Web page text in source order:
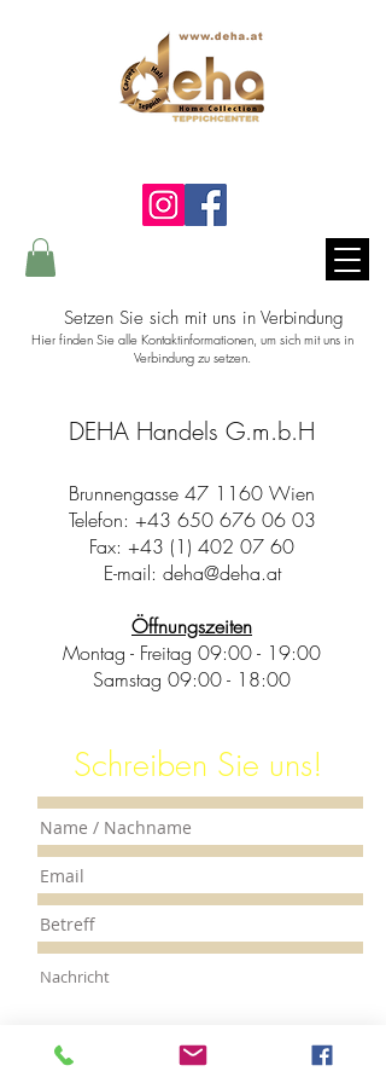
Setzen Sie sich mit uns in Verbindung
Hier finden Sie alle Kontaktinformationen, um sich mit uns in
Verbindung zu setzen.
DEHA Handels G.m.b.H
Brunnengasse 47 1160 Wien
Telefon: +43 650 676 06 03
Fax: +43 (1) 402 07 60
E-mail: deha@deha.at
Öffnungszeiten
Montag - Freitag 09:00 - 19:00
Samstag 09:00 - 18:00
Schreiben Sie uns!